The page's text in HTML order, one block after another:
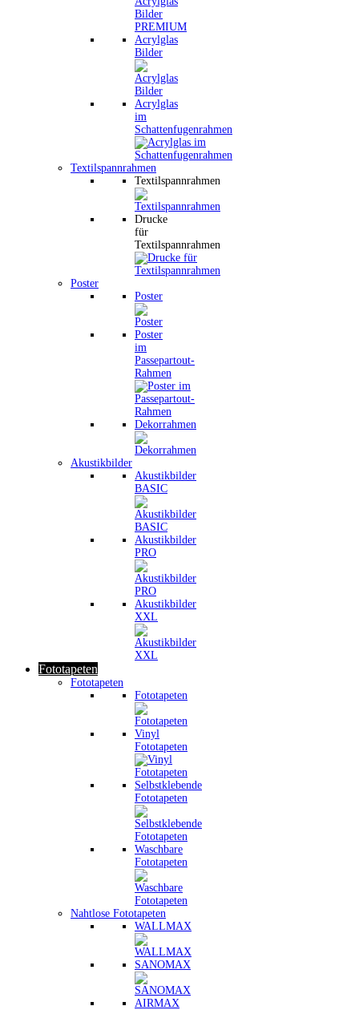
Acrylglas
Bilder
Acrylglas
im
Schattenfugenrahmen
Textilspannrahmen
Textilspannrahmen
Drucke
für
Textilspannrahmen
Poster
Poster
Poster
im
Passepartout-
Rahmen
Dekorrahmen
Akustikbilder
Akustikbilder
BASIC
Akustikbilder
PRO
Akustikbilder
XXL
Fototapeten
Fototapeten
Fototapeten
Vinyl
Fototapeten
Selbstklebende
Fototapeten
Waschbare
Fototapeten
Nahtlose Fototapeten
WALLMAX
SANOMAX
AIRMAX